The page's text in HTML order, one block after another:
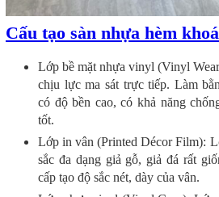
Cấu tạo sàn nhựa hèm
Lớp bề mặt nhựa vinyl (Vinyl
chịu lực ma sát trực tiếp. Làm
có độ bền cao, có khả năng
tốt.
Lớp in vân (Printed Décor Film):
sắc đa dạng giả gỗ, giả đá rất
cấp tạo độ sắc nét, dày của vân.